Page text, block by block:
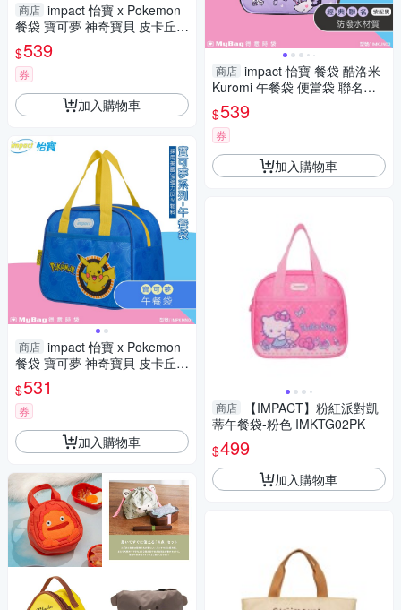
商店 impact 怡寶 x Pokemon
餐袋 寶可夢 神奇寶貝 皮卡丘
午餐袋 IMPKML13 得意時袋
$539
券
加入購物車
商店 impact 怡寶 x Pokemon
餐袋 寶可夢 神奇寶貝 皮卡丘
午餐袋 IMPKMN01 得意時袋
$531
券
加入購物車
商店 impact 怡寶 餐袋 酷洛米
Kuromi 午餐袋 便當袋 聯名款
防潑水 大容量 手提袋 IMKUN0
3 得意時袋
$539
券
加入購物車
商店
【IMPACT】粉紅派對凱
蒂午餐袋-粉色 IMKTG02PK
$499
加入購物車